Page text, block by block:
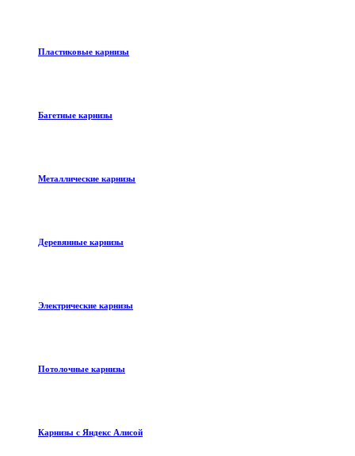
Пластиковые карнизы
Багетные карнизы
Металлические карнизы
Деревянные карнизы
Электрические карнизы
Потолочные карнизы
Карнизы с Яндекс Алисой